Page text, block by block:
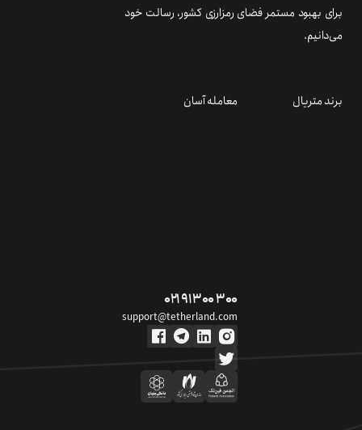
برای بهبود مستمر فضای رمزارزی کشور، رسالت خود
می‌دانیم.
برند متریال معامله آسان
۰۲۱ ۹۱ ۳۰۰ ۳۰۰
support@tetherland.com